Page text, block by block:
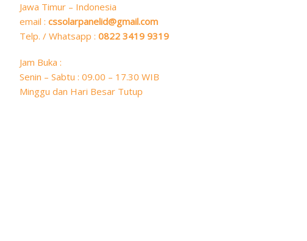
Jawa Timur – Indonesia
email : cssolarpanelid@gmail.com
Telp. / Whatsapp : 0822 3419 9319
Jam Buka :
Senin – Sabtu : 09.00 – 17.30 WIB
Minggu dan Hari Besar Tutup